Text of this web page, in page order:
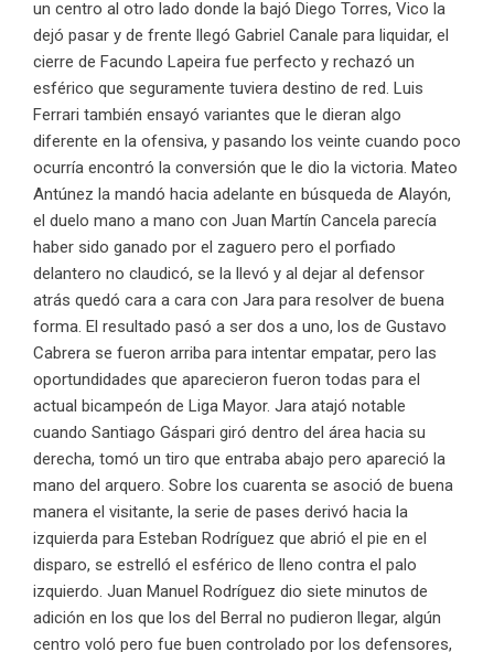
un centro al otro lado donde la bajó Diego Torres, Vico la
dejó pasar y de frente llegó Gabriel Canale para liquidar, el
cierre de Facundo Lapeira fue perfecto y rechazó un
esférico que seguramente tuviera destino de red. Luis
Ferrari también ensayó variantes que le dieran algo
diferente en la ofensiva, y pasando los veinte cuando poco
ocurría encontró la conversión que le dio la victoria. Mateo
Antúnez la mandó hacia adelante en búsqueda de Alayón,
el duelo mano a mano con Juan Martín Cancela parecía
haber sido ganado por el zaguero pero el porfiado
delantero no claudicó, se la llevó y al dejar al defensor
atrás quedó cara a cara con Jara para resolver de buena
forma. El resultado pasó a ser dos a uno, los de Gustavo
Cabrera se fueron arriba para intentar empatar, pero las
oportundidades que aparecieron fueron todas para el
actual bicampeón de Liga Mayor. Jara atajó notable
cuando Santiago Gáspari giró dentro del área hacia su
derecha, tomó un tiro que entraba abajo pero apareció la
mano del arquero. Sobre los cuarenta se asoció de buena
manera el visitante, la serie de pases derivó hacia la
izquierda para Esteban Rodríguez que abrió el pie en el
disparo, se estrelló el esférico de lleno contra el palo
izquierdo. Juan Manuel Rodríguez dio siete minutos de
adición en los que los del Berral no pudieron llegar, algún
centro voló pero fue buen controlado por los defensores,